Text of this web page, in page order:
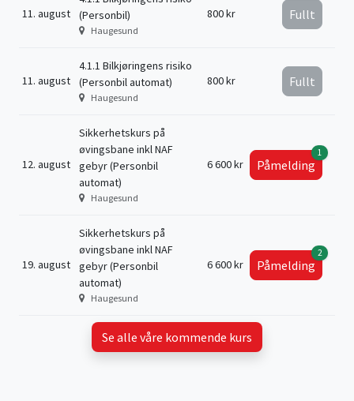
11. august
(Personbil)
Haugesund
800 kr Fullt
11. august
4.1.1 Bilkjøringens risiko
(Personbil automat)
Haugesund
800 kr Fullt
12. august
Sikkerhetskurs på
øvingsbane inkl NAF
gebyr (Personbil
automat)
Haugesund
6 600 kr Påmelding
1
19. august
Sikkerhetskurs på
øvingsbane inkl NAF
gebyr (Personbil
automat)
Haugesund
6 600 kr Påmelding
2
Se alle våre kommende kurs